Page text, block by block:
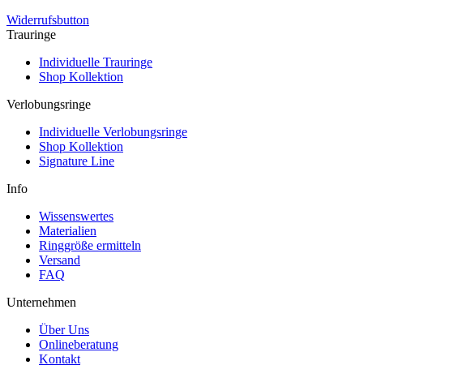
Widerrufsbutton
Trauringe
Individuelle Trauringe
Shop Kollektion
Verlobungsringe
Individuelle Verlobungsringe
Shop Kollektion
Signature Line
Info
Wissenswertes
Materialien
Ringgröße ermitteln
Versand
FAQ
Unternehmen
Über Uns
Onlineberatung
Kontakt